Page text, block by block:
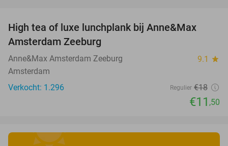
High tea of luxe lunchplank bij Anne&Max
Amsterdam Zeeburg
Anne&Max Amsterdam Zeeburg 9.1 star
Amsterdam
Verkocht: 1.296
Regulier €18
€11 ,50